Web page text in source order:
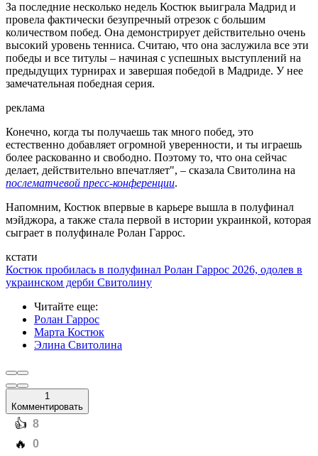
За последние несколько недель Костюк выиграла Мадрид и
провела фактически безупречный отрезок с большим
количеством побед. Она демонстрирует действительно очень
высокий уровень тенниса. Считаю, что она заслужила все эти
победы и все титулы – начиная с успешных выступлений на
предыдущих турнирах и завершая победой в Мадриде. У нее
замечательная победная серия.
реклама
Конечно, когда ты получаешь так много побед, это
естественно добавляет огромной уверенности, и ты играешь
более раскованно и свободно. Поэтому то, что она сейчас
делает, действительно впечатляет", – сказала Свитолина на
послематчевой пресс-конференции.
Напомним, Костюк впервые в карьере вышла в полуфинал
мэйджора, а также стала первой в истории украинкой, которая
сыграет в полуфинале Ролан Гаррос.
кстати
Костюк пробилась в полуфинал Ролан Гаррос 2026, одолев в
украинском дерби Свитолину
Читайте еще:
Ролан Гаррос
Марта Костюк
Элина Свитолина
1
Комментировать
️👍 8
️🔥 0